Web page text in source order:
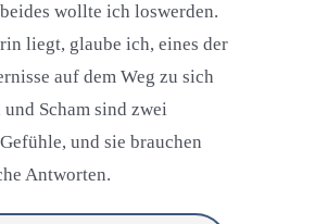
wollte ich loswerden.
liegt, glaube ich, eines der
auf dem Weg zu sich
Scham sind zwei
und sie brauchen
Antworten.